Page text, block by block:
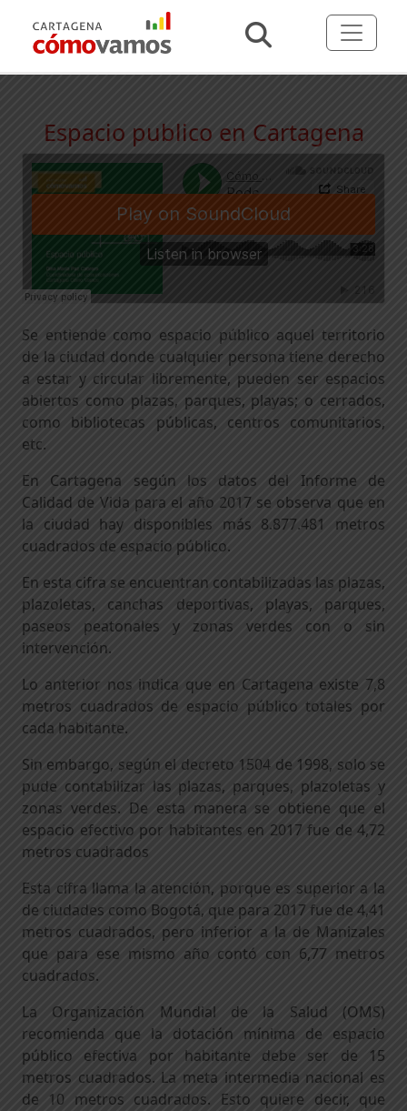
Espacio publico en Cartagena
Se entiende como espacio público aquel territorio
de la ciudad donde cualquier persona tiene derecho
a estar y circular libremente, pueden ser espacios
abiertos como plazas, parques, playas; o cerrados,
como bibliotecas públicas, centros comunitarios,
etc.
En Cartagena según los datos del Informe de
Calidad de Vida para el año 2017 se observa que en
la ciudad hay disponibles más 8.877.481 metros
cuadrados de espacio público.
En esta cifra se encuentran contabilizadas las plazas,
plazoletas, canchas deportivas, playas, parques,
paseos peatonales y zonas verdes con o sin
intervención.
Lo anterior nos indica que en Cartagena existe 7,8
metros cuadrados de espacio público totales por
cada habitante.
Sin embargo, según el decreto 1504 de 1998, solo se
pude contabilizar las plazas, parques, plazoletas y
zonas verdes. De esta manera se obtiene que el
espacio efectivo por habitantes en 2017 fue de 4,72
metros cuadrados
Esta cifra llama la atención, porque es superior a la
de ciudades como Bogotá, que para 2017 fue de 4,41
metros cuadrados, pero inferior a la de Manizales
que para ese mismo año contó con 6,77 metros
cuadrados.
La Organización Mundial de la Salud (OMS)
recomienda que la dotación mínima de espacio
público efectiva por habitante debe ser de 15
metros cuadrados. La meta intermedia nacional es
de 10 metros cuadrados. Esto quiere decir, que